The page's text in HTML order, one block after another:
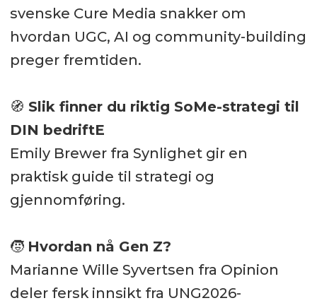
svenske Cure Media snakker om
hvordan UGC, AI og community-building
preger fremtiden.
🧭 Slik finner du riktig SoMe-strategi til
DIN bedriftE
Emily Brewer fra Synlighet gir en
praktisk guide til strategi og
gjennomføring.
🧒 Hvordan nå Gen Z?
Marianne Wille Syvertsen fra Opinion
deler fersk innsikt fra UNG2026-